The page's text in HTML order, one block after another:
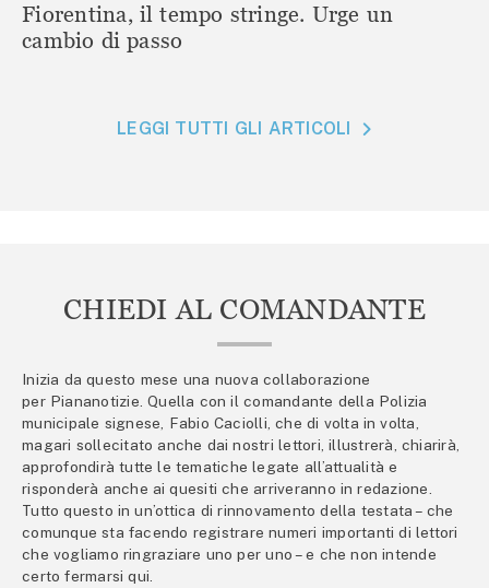
Fiorentina, il tempo stringe. Urge un
cambio di passo
LEGGI TUTTI GLI ARTICOLI
CHIEDI AL COMANDANTE
Inizia da questo mese una nuova collaborazione
per Piananotizie. Quella con il comandante della Polizia
municipale signese, Fabio Caciolli, che di volta in volta,
magari sollecitato anche dai nostri lettori, illustrerà, chiarirà,
approfondirà tutte le tematiche legate all’attualità e
risponderà anche ai quesiti che arriveranno in redazione.
Tutto questo in un’ottica di rinnovamento della testata – che
comunque sta facendo registrare numeri importanti di lettori
che vogliamo ringraziare uno per uno – e che non intende
certo fermarsi qui.